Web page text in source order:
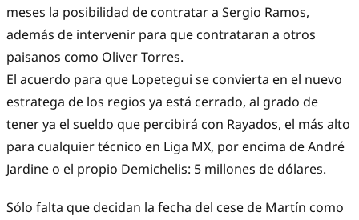
meses la posibilidad de contratar a Sergio Ramos,
además de intervenir para que contrataran a otros
paisanos como Oliver Torres.
El acuerdo para que Lopetegui se convierta en el nuevo
estratega de los regios ya está cerrado, al grado de
tener ya el sueldo que percibirá con Rayados, el más alto
para cualquier técnico en Liga MX, por encima de André
Jardine o el propio Demichelis: 5 millones de dólares.
Sólo falta que decidan la fecha del cese de Martín como